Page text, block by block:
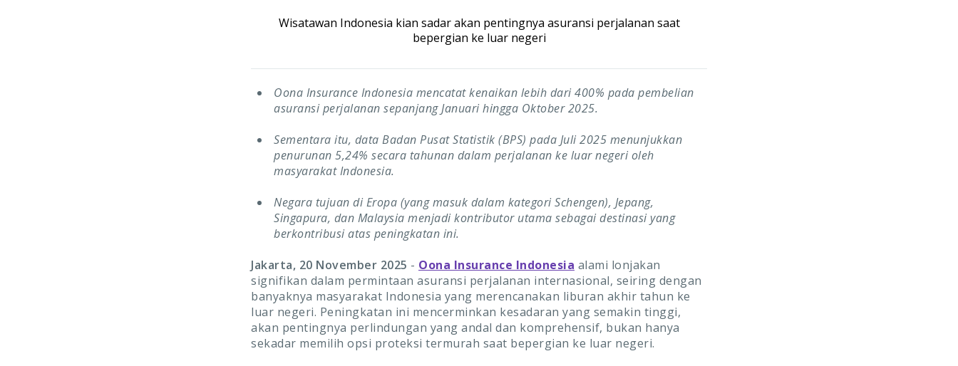
Wisatawan Indonesia kian sadar akan pentingnya asuransi perjalanan saat
bepergian ke luar negeri
Oona Insurance Indonesia mencatat kenaikan lebih dari 400% pada pembelian
asuransi perjalanan sepanjang Januari hingga Oktober 2025.
Sementara itu, data Badan Pusat Statistik (BPS) pada Juli 2025 menunjukkan
penurunan 5,24% secara tahunan dalam perjalanan ke luar negeri oleh
masyarakat Indonesia.
Negara tujuan di Eropa (yang masuk dalam kategori Schengen), Jepang,
Singapura, dan Malaysia menjadi kontributor utama sebagai destinasi yang
berkontribusi atas peningkatan ini.
Jakarta, 20 November 2025 - Oona Insurance Indonesia alami lonjakan
signifikan dalam permintaan asuransi perjalanan internasional, seiring dengan
banyaknya masyarakat Indonesia yang merencanakan liburan akhir tahun ke
luar negeri. Peningkatan ini mencerminkan kesadaran yang semakin tinggi,
akan pentingnya perlindungan yang andal dan komprehensif, bukan hanya
sekadar memilih opsi proteksi termurah saat bepergian ke luar negeri.